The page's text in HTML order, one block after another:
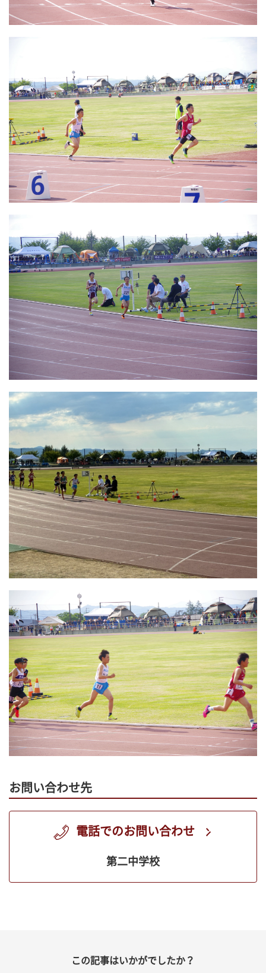
お問い合わせ先
電話でのお問い合わせ
第二中学校
この記事はいかがでしたか？